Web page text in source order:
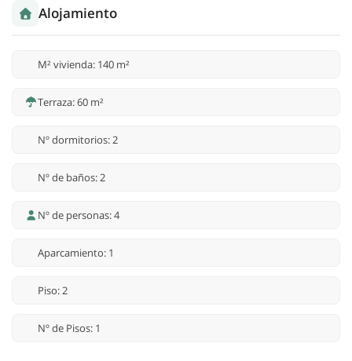
Alojamiento
M² vivienda: 140 m²
Terraza: 60 m²
Nº dormitorios: 2
Nº de baños: 2
Nº de personas: 4
Aparcamiento: 1
Piso: 2
Nº de Pisos: 1